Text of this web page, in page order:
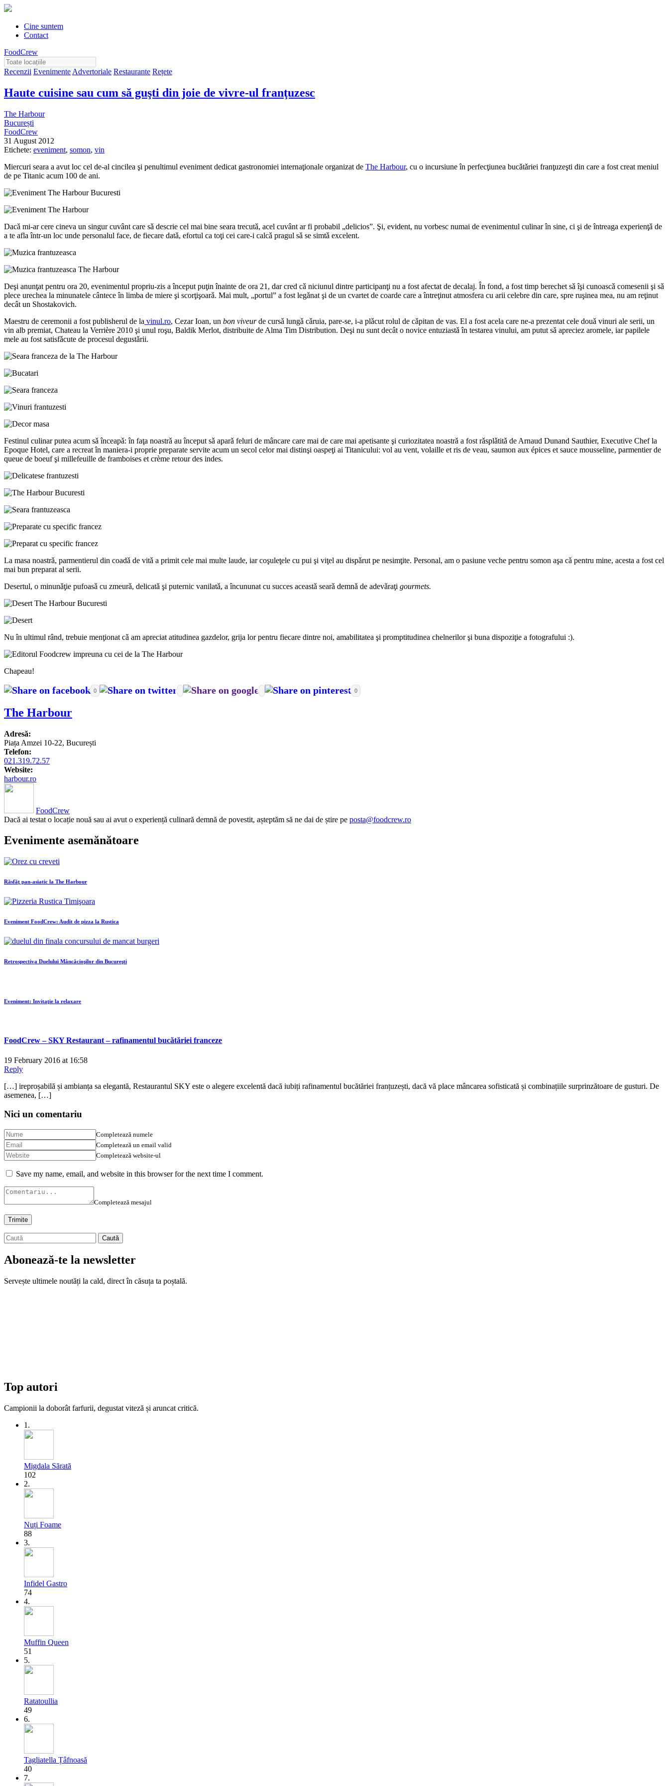
Cine suntem
Contact
FoodCrew
Recenzii Evenimente Advertoriale Restaurante Rețete
Haute cuisine sau cum să guşti din joie de vivre-ul franţuzesc
The Harbour
București
FoodCrew
31 August 2012
Etichete: eveniment, somon, vin
Miercuri seara a avut loc cel de-al cincilea şi penultimul eveniment dedicat gastronomiei internaţionale organizat de The Harbour, cu o incursiune în perfecţiunea bucǎtǎriei franţuzeşti din care a fost creat meniul
de pe Titanic acum 100 de ani.
Dacǎ mi-ar cere cineva un singur cuvânt care sǎ descrie cel mai bine seara trecutǎ, acel cuvânt ar fi probabil „delicios”. Şi, evident, nu vorbesc numai de evenimentul culinar în sine, ci şi de întreaga experienţǎ de
a te afla într-un loc unde personalul face, de fiecare datǎ, efortul ca toţi cei care-i calcǎ pragul sǎ se simtǎ excelent.
Deşi anunţat pentru ora 20, evenimentul propriu-zis a început puţin înainte de ora 21, dar cred cǎ niciunul dintre participanţi nu a fost afectat de decalaj. În fond, a fost timp berechet sǎ îşi cunoascǎ comesenii şi sǎ
plece urechea la minunatele cântece în limba de miere şi scorţişoarǎ. Mai mult, „portul” a fost legǎnat şi de un cvartet de coarde care a întreţinut atmosfera cu arii celebre din care, spre ruşinea mea, nu am reţinut
decât un Shostakovich.
Maestru de ceremonii a fost publisherul de la vinul.ro, Cezar Ioan, un bon viveurde cursǎ lungǎ cǎruia, pare-se, i-a plǎcut rolul de cǎpitan de vas. El a fost acela care ne-a prezentat cele douǎ vinuri ale serii, un
vin alb premiat, Chateau la Verrière 2010 şi unul roşu, Baldik Merlot, distribuite de Alma Tim Distribution. Deşi nu sunt decât o novice entuziastǎ în testarea vinului, am putut sǎ apreciez aromele, iar papilele
mele au fost satisfǎcute de procesul degustǎrii.
Festinul culinar putea acum sǎ înceapǎ: în faţa noastrǎ au început sǎ aparǎ feluri de mâncare care mai de care mai apetisante şi curiozitatea noastrǎ a fost rǎsplǎtitǎ de Arnaud Dunand Sauthier, Executive Chef la
Epoque Hotel, care a recreat în maniera-i proprie preparate servite acum un secol celor mai distinşi oaspeţi ai Titanicului: vol au vent, volaille et ris de veau, saumon aux épices et sauce mousseline, parmentier de
queue de boeuf şi millefeuille de framboises et crème retour des indes.
La masa noastrǎ, parmentierul din coadǎ de vitǎ a primit cele mai multe laude, iar coşuleţele cu pui şi viţel au dispǎrut pe nesimţite. Personal, am o pasiune veche pentru somon aşa cǎ pentru mine, acesta a fost cel
mai bun preparat al serii.
Desertul, o minunǎţie pufoasǎ cu zmeurǎ, delicatǎ şi puternic vanilatǎ, a încununat cu succes aceastǎ searǎ demnǎ de adevǎraţi gourmets.
Nu în ultimul rând, trebuie menţionat cǎ am apreciat atitudinea gazdelor, grija lor pentru fiecare dintre noi, amabilitatea şi promptitudinea chelnerilor şi buna dispoziţie a fotografului :).
Chapeau!
0 0
The Harbour
Adresă:
Piața Amzei 10-22, București
Telefon:
021.319.72.57
Website:
harbour.ro
FoodCrew
Dacă ai testat o locație nouă sau ai avut o experiență culinară demnă de povestit, așteptăm să ne dai de știre pe posta@foodcrew.ro
Evenimente asemănătoare
Răsfăţ pan-asiatic la The Harbour
Eveniment FoodCrew: Audit de pizza la Rustica
Retrospectiva Duelului Mâncăcioşilor din Bucureşti
Eveniment: Invitaţie la relaxare
FoodCrew – SKY Restaurant – rafinamentul bucătăriei franceze
19 February 2016 at 16:58
Reply
[…] ireproșabilă și ambianța sa elegantă, Restaurantul SKY este o alegere excelentă dacă iubiți rafinamentul bucătăriei franțuzești, dacă vă place mâncarea sofisticată și combinațiile surprinzătoare de gusturi. De
asemenea, […]
Nici un comentariu
Completează numele
Completează un email valid
Completează website-ul
Save my name, email, and website in this browser for the next time I comment.
Completează mesajul
Abonează-te la newsletter
Servește ultimele noutăți la cald, direct în căsuța ta poștală.
Top autori
Campionii la doborât farfurii, degustat viteză și aruncat critică.
1.
Migdala Sărată
102
2.
Nuți Foame
88
3.
Infidel Gastro
74
4.
Muffin Queen
51
5.
Ratatoullia
49
6.
Tagliatella Țâfnoasă
40
7.